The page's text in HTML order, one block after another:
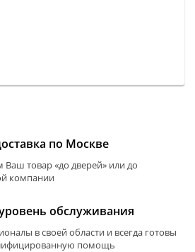
по Москве
товар «до дверей» или до
компании
обслуживания
в своей области и всегда готовы
помощь